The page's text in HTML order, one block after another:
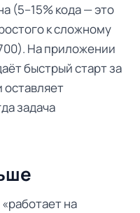
(5–15% кода — это
к сложному
На приложении
быстрый старт за
оставляет
задача
на